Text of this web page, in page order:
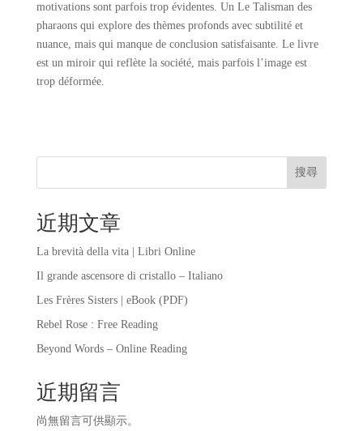
motivations sont parfois trop évidentes. Un Le Talisman des
pharaons qui explore des thèmes profonds avec subtilité et
nuance, mais qui manque de conclusion satisfaisante. Le livre
est un miroir qui reflète la société, mais parfois l’image est
trop déformée.
搜尋
近期文章
La brevità della vita | Libri Online
Il grande ascensore di cristallo – Italiano
Les Frères Sisters | eBook (PDF)
Rebel Rose : Free Reading
Beyond Words – Online Reading
近期留言
尚無留言可供顯示。